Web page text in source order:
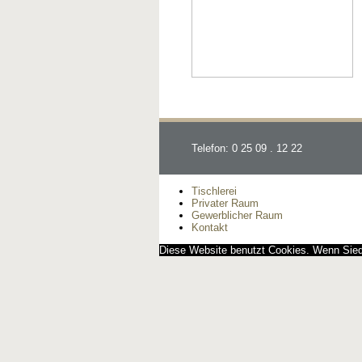
Telefon: 0 25 09 . 12 22
Tischlerei
Privater Raum
Gewerblicher Raum
Kontakt
Diese Website benutzt Cookies. Wenn